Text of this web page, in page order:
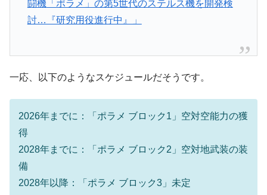
Fact1
夏の甲子園、優勝校を最も多く輩出している都道
府県とは？
Fact1
全て勝つといくら？ 競馬GI競走で勝利騎手がもら
Fact1 平成仮面ライダーの意外すぎるモチーフとは？
Fact1
なスーパーリーグとは？
Fact1
だった選手とは？
闘機「ポラメ」の第5世代のステルス機を開発検
討…『研究用役進行中』」
一応、以下のようなスケジュールだそうです。
2026年までに：「ポラメ ブロック1」空対空能力の獲
得
2028年までに：「ポラメ ブロック2」空対地武装の装
備
2028年以降：「ポラメ ブロック3」未定